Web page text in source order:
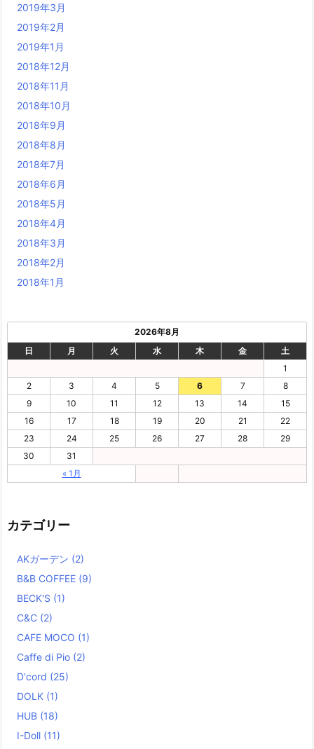
2019年3月
2019年2月
2019年1月
2018年12月
2018年11月
2018年10月
2018年9月
2018年8月
2018年7月
2018年6月
2018年5月
2018年4月
2018年3月
2018年2月
2018年1月
2026年8月
日
月 火 水 木 金 土
« 1月
1
2
3 4 5 6 7
8
9
10 11 12 13 14
15
16
17 18 19 20 21
22
23
24 25 26 27 28
29
30
31
カテゴリー
AKガーデン (2)
B&B COFFEE (9)
BECK'S (1)
C&C (2)
CAFE MOCO (1)
Caffe di Pio (2)
D'cord (25)
DOLK (1)
HUB (18)
I-Doll (11)